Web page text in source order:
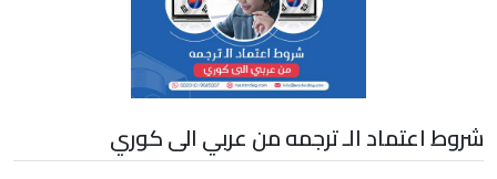
شروط اعتماد الـ ترجمه من عربي الى كوري